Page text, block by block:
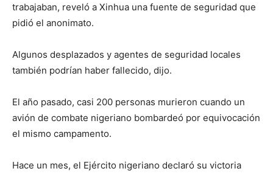
trabajaban, reveló a Xinhua una fuente de seguridad que
pidió el anonimato.
Algunos desplazados y agentes de seguridad locales
también podrían haber fallecido, dijo.
El año pasado, casi 200 personas murieron cuando un
avión de combate nigeriano bombardeó por equivocación
el mismo campamento.
Hace un mes, el Ejército nigeriano declaró su victoria